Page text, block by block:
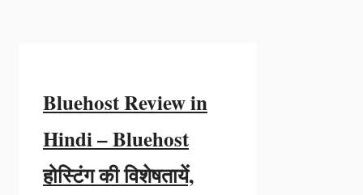
Bluehost Review in
Hindi – Bluehost
होस्टिंग की विशेषतायें,